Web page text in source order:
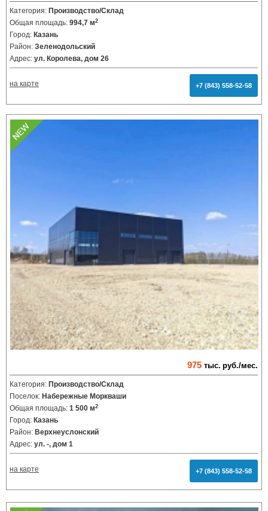
Категория: Производство/Склад
Общая площадь: 994,7 м2
Город: Казань
Район: Зеленодольский
Адрес: ул. Королева, дом 26
на карте +7 (843) 558-52-58
975 тыс. руб./мес.
Категория: Производство/Склад
Поселок: Набережные Моркваши
Общая площадь: 1 500 м2
Город: Казань
Район: Верхнеуслонский
Адрес: ул. -, дом 1
на карте +7 (843) 558-52-58